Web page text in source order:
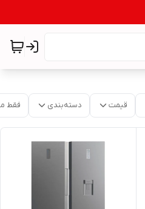
قیمت دسته‌بندی فقط